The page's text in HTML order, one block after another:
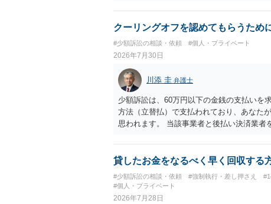
ば、交際を終了させたことにより「一緒に
チケットを引き渡すべきといえるかは微妙
場合、交際を解消した2人が当日隣り合わ
ころです。一方、チケットがエリア指定の
し、そのチケットが入手困難であったり特
当該チケットがチケット転売防止法に規定
場合には、チケット引渡し以外に選択肢が
は「当事者の合理的意思」がどこにあるの
問題なので、弁護士によっても回答は異な
クーリングオフを認めてもらうため
#少額訴訟の相談・依頼 #個人・プライベート
2026年7月30日
川添 圭 弁護士
少額訴訟は、60万円以下の金銭の支払いを
方法（立替払）で支払われており、あなた
思われます。 当該事業者と後払い決済業
書を送り、もし訴訟や支払督促を行ってき
思います。弁護士会の相談センター等で、
貸したお金をなるべく早く回収する
#少額訴訟の相談・依頼 #強制執行・差し押さえ
#個人・プライベート
2026年7月28日